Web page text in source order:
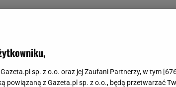
sp. z o.o. oraz jej Zaufani Partnerzy, w tym [
powiązaną z Gazeta.pl sp. z o.o., będą przetwarzać